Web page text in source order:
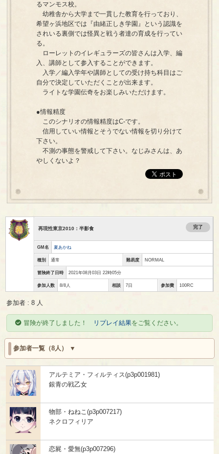
るマンモス校。
幼稚舎から大学まで一貫した教育を行っており、
希望ヶ浜地区では『由緒正しき学園』という認識を
されいる裏側では怪異と戦う者達の育成を行ってい
る。
ローレットのイレギュラーズの皆さんは入学、編
入、講師として参入することができます。
入学／編入学年や講師としての受け持ち科目はご
自分で決定していただくことが出来ます。
ライトな学園伝奇をお楽しみいただけます。
●情報精度
このシナリオの情報精度はC-です。
信用していい情報とそうでない情報を切り分けて
下さい。
不測の事態を警戒して下さい。なじみさんは、あ
やしくないよ？
再現性東京2010：半影食 完了
GM名 夏あかね
種別 通常 難易度 NORMAL
冒険終了日時 2021年08月03日 22時05分
参加人数 8/8人 相談 7日 参加費 100RC
参加者 : 8 人
冒険が終了しました！ リプレイ結果をご覧ください。
参加者一覧（8人）
アルテミア・フィルティス(p3p001981)
銀青の戦乙女
物部・ねねこ(p3p007217)
ネクロフィリア
恋屍・愛無(p3p007296)